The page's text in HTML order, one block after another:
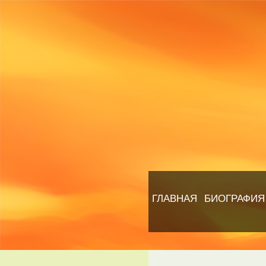
ГЛАВНАЯ БИОГРАФИЯ